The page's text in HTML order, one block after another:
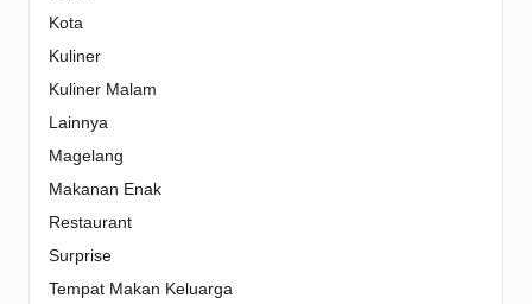
Kota
Kuliner
Kuliner Malam
Lainnya
Magelang
Makanan Enak
Restaurant
Surprise
Tempat Makan Keluarga